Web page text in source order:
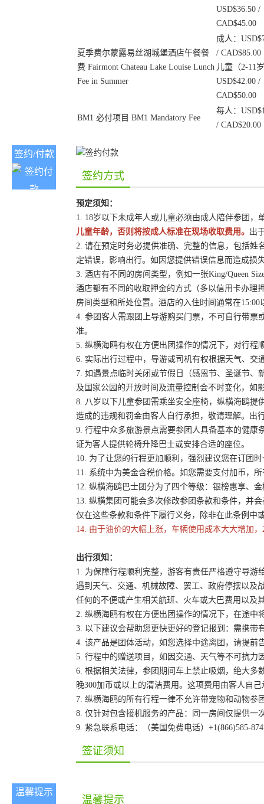
USD$36.50 /
CAD$45.00
夏季费尔蒙露易丝湖城堡酒店午餐餐
费 Fairmont Chateau Lake Louise Lunch
Fee in Summer
成人：
/ CAD$85.00
儿童（2-11
USD$42.00 /
CAD$50.00
BM1 必付项目 BM1 Mandatory Fee
每人：
/ CAD$20.00
签约/付款
签约方式
预定须知：
1. 18岁以下未成年人或儿童必须由成人陪伴参团
儿童年龄，否则将按成人标准在现场收取费用。 出
2. 请在预定时务必提供准确、完整的信息，包括
定错误，影响出行。如因您提供错误信息而造成损
3. 酒店有不同的房间类型，例如一张King/Queen
酒店都有不同的收取押金的方式（多以信用卡办理
房间类型和所处位置。酒店的入住时间通常在15:00
4. 参团客人需跟团上导游购买门票，不可自行带票
准。
5. 纵横海鸥有权在方便出团操作的情况下，对行
6. 实际出行过程中，导游或司机有权根据天气、
7. 如遇景点临时关闭或节假日（感恩节、圣诞节
及国家公园的开放时间及流量控制会不时变化，如
8. 八岁以下儿童参团需乘坐安全座椅，纵横海鸥提
造成的违规和罚金由客人自行承担，敬请理解。出
9. 行程中众多旅游景点需要参团人具备基本的健
证为客人提供轮椅升降巴士或安排合适的座位。
10. 为了让您的行程更加顺利，强烈建议您在订团
11. 系统中为美金含税价格。如您需要支付加币，
12. 纵横海鸥巴士团分为了四个等级：银榜惠享、
13. 纵横集团可能会多次修改参团条款和条件，并
仅在这些条款和条件下履行义务，除非在此条例中
14. 由于油价的大幅上涨，车辆使用成本大大增加
出行须知：
1. 为保障行程顺利完整，游客有责任严格遵守导
遇到天气、交通、机械故障、罢工、政府停摆以及
任何的不便或产生相关航班、火车或大巴费用以及
2. 纵横海鸥有权在方便出团操作的情况下，在途
3. 以下建议会帮助您更快更好的登记报到：需携
4. 该产品是团体活动，如您选择中途离团，请提
5. 行程中的赠送项目，如因交通、天气等不可抗
6. 根据相关法律，参团期间车上禁止吸烟，绝大
晚300加币或以上的清洁费用。这项费用由客人自
7. 纵横海鸥的所有行程一律不允许带宠物和动物参
8. 仅针对包含接机服务的产品：同一房间仅提供
9. 紧急联系电话：（美国免费电话）+1(866)585-
签证须知
温馨提示
温馨提示